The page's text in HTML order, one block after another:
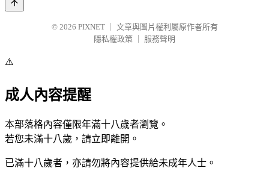
© 2026 PIXNET
文章與圖片權利屬原作者所有
隱私權政策
服務聲明
⚠️
成人內容提醒
本部落格內容僅限年滿十八歲者瀏覽。
若您未滿十八歲，請立即離開。
已滿十八歲者，亦請勿將內容提供給未成年人士。